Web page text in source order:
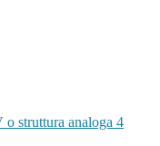
struttura analoga 4